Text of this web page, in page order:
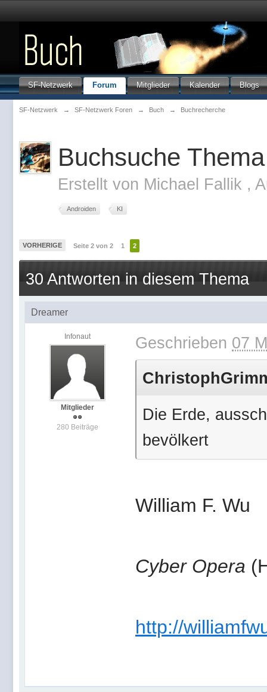
SF-Netzwerk Forum Mitglieder Kalender Blogs
SF-Netzwerk → SF-Netzwerk Foren → Buch → Buchrecherche
Buchsuche
Erstellt von Michael Fallik ,
Androiden KI
VORHERIGE Seite 2 von 2 1 2
30 Antworten in diesem Thema
Dreamer
Infonaut
Mitglieder
280 Beiträge
Geschrieben 07
Die Erde,
bevölkert
William F. Wu
Cyber Opera
http://